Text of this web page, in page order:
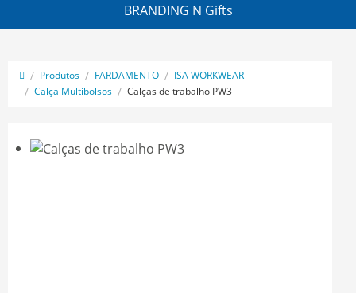
BRANDING N Gifts
Produtos FARDAMENTO
ISA WORKWEAR
Calça Multibolsos
Calças de trabalho PW3